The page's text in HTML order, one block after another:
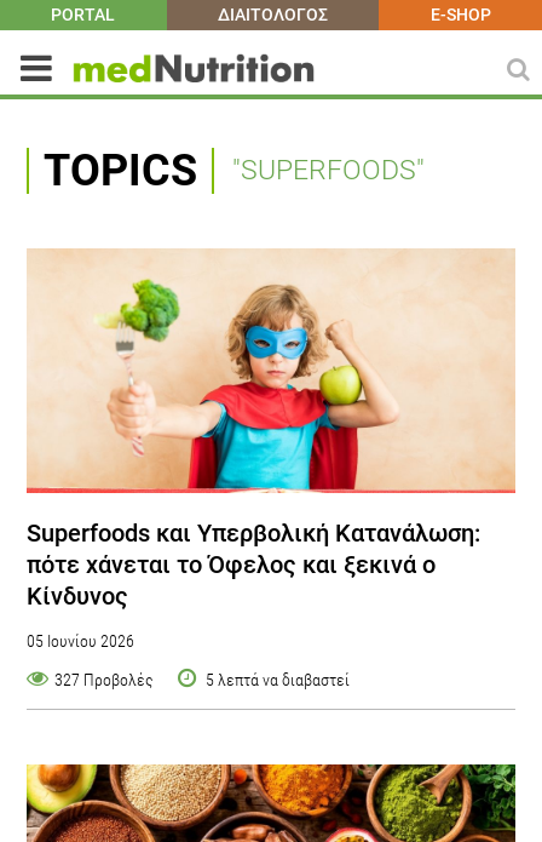
PORTAL ΔΙΑΙΤΟΛΟΓΟΣ E-SHOP
TOPICS "SUPERFOODS"
Superfoods και Υπερβολική Κατανάλωση:
πότε χάνεται το Όφελος και ξεκινά ο
Κίνδυνος
05 Ιουνίου 2026
327 Προβολές
5 λεπτά να διαβαστεί